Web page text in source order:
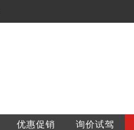
优惠促销 询价试驾